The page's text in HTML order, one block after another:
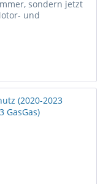
sondern jetzt
und